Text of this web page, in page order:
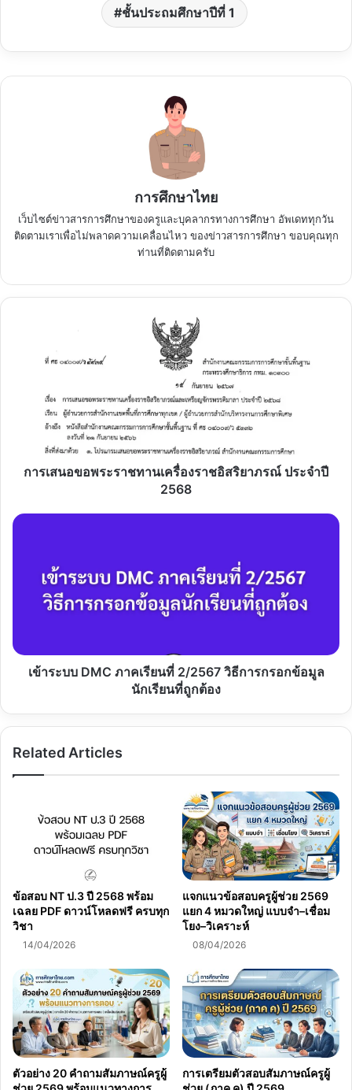
ชั้นประถมศึกษาปีที่ 1
การศึกษาไทย
เว็บไซต์ข่าวสารการศึกษาของครูและบุคลากรทางการศึกษา อัพเดททุกวัน
ติดตามเราเพื่อไม่พลาดความเคลื่อนไหว ของข่าวสารการศึกษา ขอบคุณทุก
ท่านที่ติดตามครับ
อิสริยาภรณ์
2568
การเสนอขอพระราชทานเครื่องราชอิสริยาภรณ์ ประจำปี
2568
เข้า
การก
รอก
ต้อง
เข้าระบบ DMC ภาคเรียนที่ 2/2567 วิธีการกรอกข้อมูล
นักเรียนที่ถูกต้อง
Related Articles
ข้อสอบ NT ป.3 ปี 2568 พร้อม
เฉลย PDF ดาวน์โหลดฟรี ครบทุก
วิชา
14/04/2026
แจกแนวข้อสอบครูผู้ช่วย 2569
แยก 4 หมวดใหญ่ แบบจำ–เชื่อม
โยง–วิเคราะห์
08/04/2026
ตัวอย่าง 20 คำถามสัมภาษณ์ครูผู้
การเตรียมตัวสอบสัมภาษณ์ครูผู้